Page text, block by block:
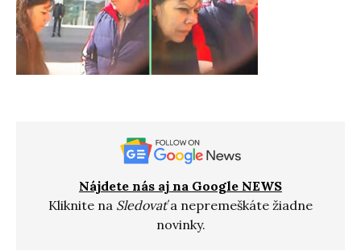
Nájdete nás aj na Google NEWS
Kliknite na Sledovaťa nepremeškáte žiadne
novinky.